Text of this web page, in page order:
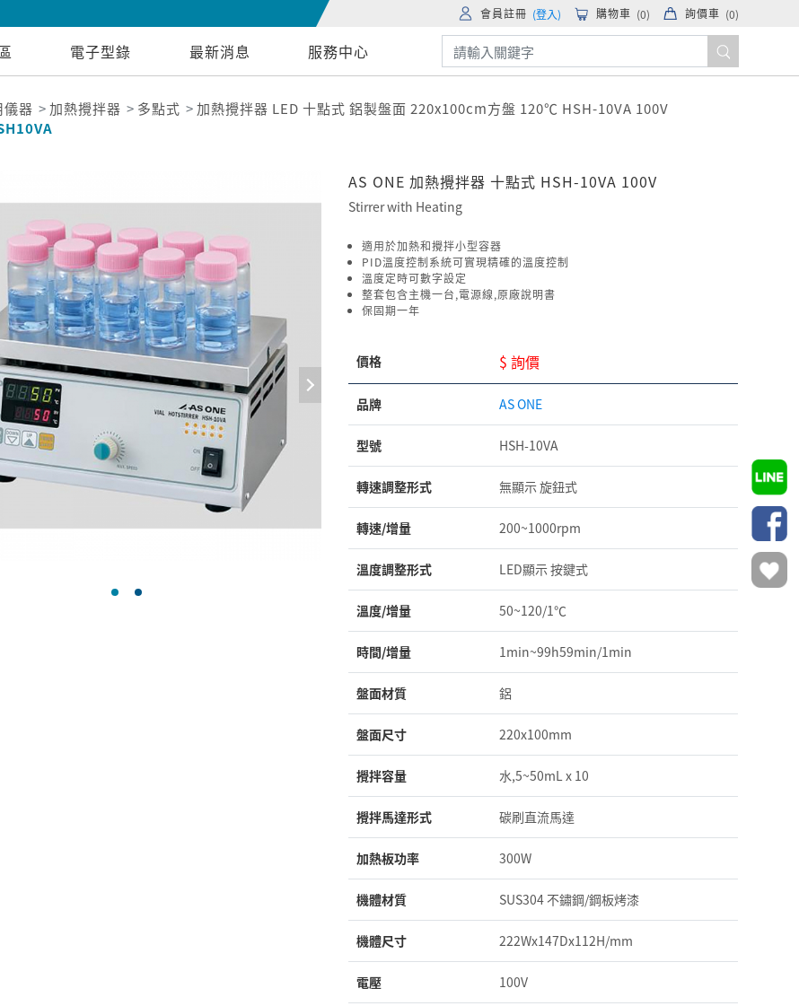
會員註冊 (登入) 購物車 (0) 詢價車 (0)
電子型錄 最新消息 服務中心
儀器 加熱攪拌器 多點式
加熱攪拌器 LED 十點式 鋁製盤面 220x100cm方盤 120℃ HSH-10VA 100V
AS ONE 加熱攪拌器 十點式 HSH-10VA 100V
Stirrer with Heating
適用於加熱和攪拌小型容器
PID溫度控制系統可實現精確的溫度控制
溫度定時可數字設定
整套包含主機一台,電源線,原廠說明書
保固期一年
價格 $ 詢價
品牌 AS ONE
型號 HSH-10VA
轉速調整形式 無顯示 旋鈕式
轉速/增量 200~1000rpm
溫度調整形式 LED顯示 按鍵式
溫度/增量 50~120/1℃
時間/增量 1min~99h59min/1min
盤面材質 鋁
盤面尺寸 220x100mm
攪拌容量 水,5~50mL x 10
攪拌馬達形式 碳刷直流馬達
加熱板功率 300W
機體材質 SUS304 不鏽鋼/鋼板烤漆
機體尺寸 222Wx147Dx112H/mm
電壓 100V